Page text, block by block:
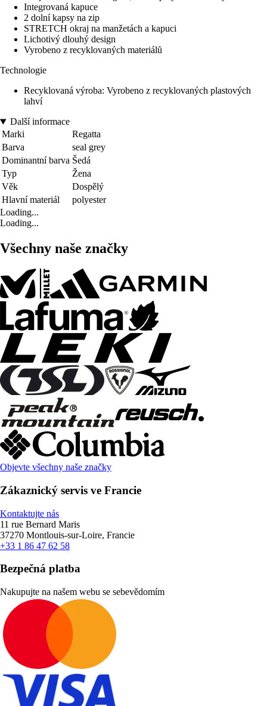
Integrovaná kapuce
2 dolní kapsy na zip
STRETCH okraj na manžetách a kapuci
Lichotivý dlouhý design
Vyrobeno z recyklovaných materiálů
Technologie
Recyklovaná výroba: Vyrobeno z recyklovaných plastových
lahví
Další informace
Marki
Regatta
Barva
seal grey
Dominantní barva Šedá
Typ
Žena
Věk
Dospělý
Hlavní materiál
polyester
Loading...
Loading...
Všechny naše značky
Objevte všechny naše značky
Zákaznický servis ve Francie
Kontaktujte nás
11 rue Bernard Maris
37270 Montlouis-sur-Loire, Francie
+33 1 86 47 62 58
Bezpečná platba
Nakupujte na našem webu se sebevědomím